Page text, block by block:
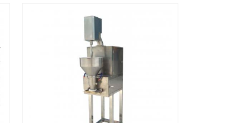
sạch thuận tiện.
ĐỌC THÊM